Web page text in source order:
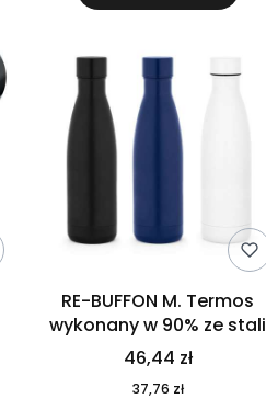
RE-BUFFON M. Termos
wykonany w 90% ze stali
nierdzewnej pochodzącej z
recyklingu 520 ml 94294
46,44 zł
37,76 zł